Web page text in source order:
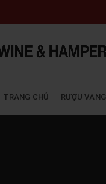
TRANG CHỦ RƯỢU VANG